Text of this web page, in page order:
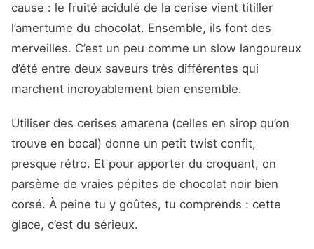
cause : le fruité acidulé de la cerise vient titiller
l’amertume du chocolat. Ensemble, ils font des
merveilles. C’est un peu comme un slow langoureux
d’été entre deux saveurs très différentes qui
marchent incroyablement bien ensemble.
Utiliser des cerises amarena (celles en sirop qu’on
trouve en bocal) donne un petit twist confit,
presque rétro. Et pour apporter du croquant, on
parsème de vraies pépites de chocolat noir bien
corsé. À peine tu y goûtes, tu comprends : cette
glace, c’est du sérieux.